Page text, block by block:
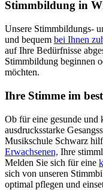
Stimmbildung in
Unsere Stimmbildungs-
und bequem bei Ihnen
auf Ihre Bedürfnisse
Stimmbildung beginnen
möchten.
Ihre Stimme im
Ob für eine gesunde und
ausdrucksstarke
Musikschule Schwarz
Erwachsenen, Ihre
Melden Sie sich für eine
sich von unseren
optimal pflegen und